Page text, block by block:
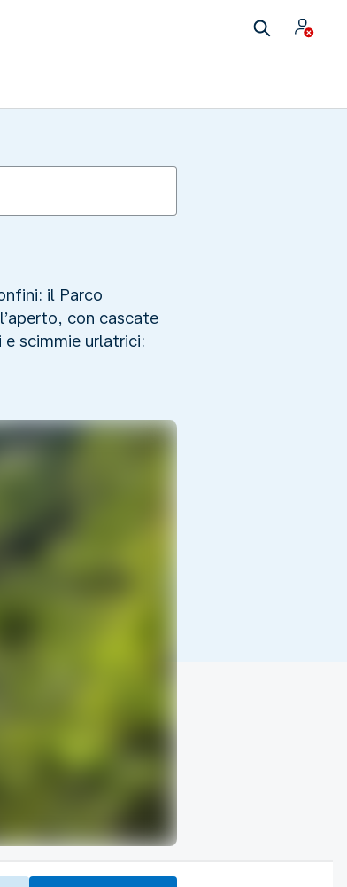
il Parco
con cascate
scimmie urlatrici: